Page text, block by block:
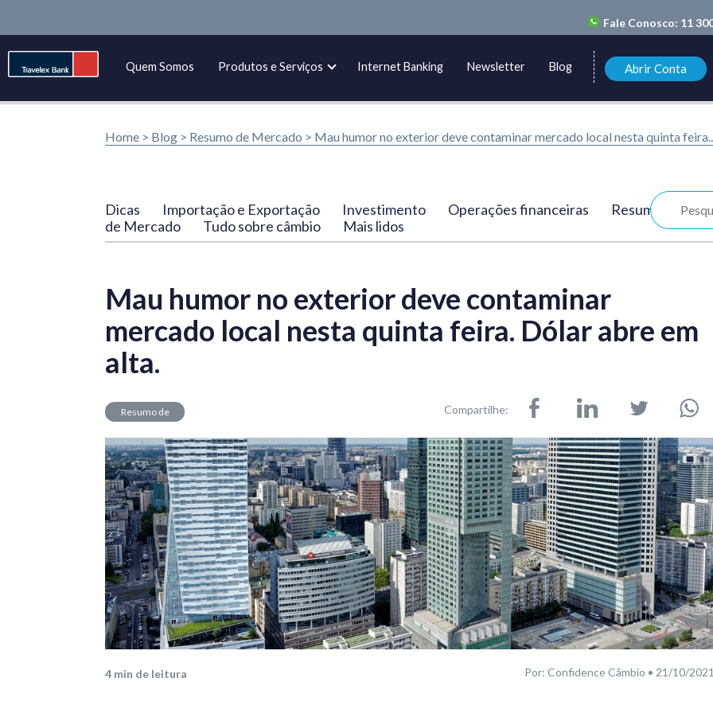
Fale Conosco: 11
Quem Somos Produtos e Serviços Internet Banking Newsletter Blog Abrir Conta
Home > Blog > Resumo de Mercado > Mau humor no exterior deve contaminar mercado local nesta quinta
Dicas Importação e Exportação Investimento Operações financeiras
Resumo
de Mercado
Tudo sobre câmbio Mais lidos
Mau humor no exterior deve contaminar
mercado local nesta quinta feira. Dólar abre em
alta.
Resumo de
Compartilhe:
4 min de leitura Por: Confidence Câmbio • 21/10/